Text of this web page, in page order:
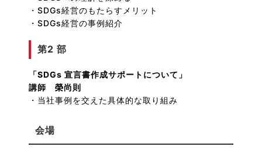
・SDGs経営のもたらすメリット
・SDGs経営の事例紹介
第2 部
「SDGs 宣言書作成サポートについて」
講師 榮尚則
・当社事例を交えた具体的な取り組み
会場